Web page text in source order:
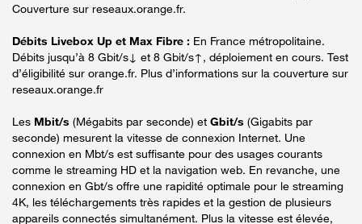
Couverture sur reseaux.orange.fr.
Débits Livebox Up et Max Fibre : En France métropolitaine.
Débits jusqu’à 8 Gbit/s↓ et 8 Gbit/s↑, déploiement en cours. Test
d’éligibilité sur orange.fr. Plus d’informations sur la couverture sur
reseaux.orange.fr
Les Mbit/s (Mégabits par seconde) et Gbit/s (Gigabits par
seconde) mesurent la vitesse de connexion Internet. Une
connexion en Mbt/s est suffisante pour des usages courants
comme le streaming HD et la navigation web. En revanche, une
connexion en Gbt/s offre une rapidité optimale pour le streaming
4K, les téléchargements très rapides et la gestion de plusieurs
appareils connectés simultanément. Plus la vitesse est élevée,